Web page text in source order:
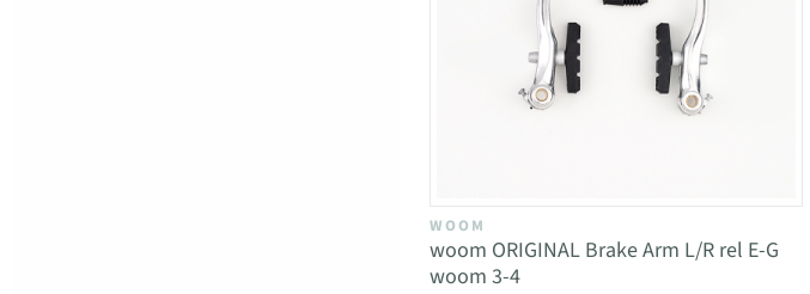
WOOM
woom ORIGINAL Brake Arm L/R rel E-G
woom 3-4